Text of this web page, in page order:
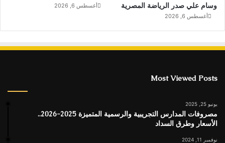
أغسطس 6, 2026
وسام علي صدر الرياضة المصرية
أغسطس 6, 2026
Most Viewed Posts
يونيو 25, 2025
مصروفات المدارس التجريبية والرسمية المتميزة 2025-2026..
الأسعار وطرق السداد
نوفمبر 11, 2024